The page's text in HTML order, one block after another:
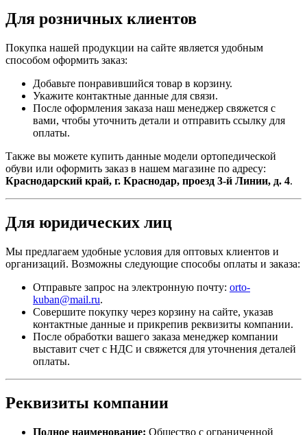
Для розничных клиентов
Покупка нашей продукции на сайте является удобным
способом оформить заказ:
Добавьте понравившийся товар в корзину.
Укажите контактные данные для связи.
После оформления заказа наш менеджер свяжется с
вами, чтобы уточнить детали и отправить ссылку для
оплаты.
Также вы можете купить данные модели ортопедической
обуви или оформить заказ в нашем магазине по адресу:
Краснодарский край, г. Краснодар, проезд 3-й Линии, д. 4.
Для юридических лиц
Мы предлагаем удобные условия для оптовых клиентов и
организаций. Возможны следующие способы оплаты и заказа:
Отправьте запрос на электронную почту: orto-
kuban@mail.ru.
Совершите покупку через корзину на сайте, указав
контактные данные и прикрепив реквизиты компании.
После обработки вашего заказа менеджер компании
выставит счет с НДС и свяжется для уточнения деталей
оплаты.
Реквизиты компании
Полное наименование: Общество с ограниченной